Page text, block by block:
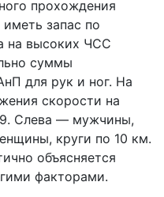
прохождения
запас по
на высоких ЧСС
суммы
для рук и ног. На
скорости на
Слева — мужчины,
круги по 10 км.
объясняется
факторами.